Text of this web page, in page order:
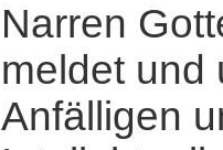
Narren
meldet und
Anfälligen